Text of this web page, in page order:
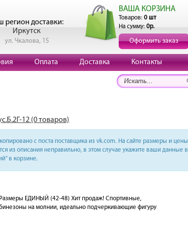
регион доставки:
Иркутск
ул. Чкалова, 15
ВАША КОРЗИНА
Товаров: 0 шт
На сумму: 0р.
Оформить заказ
Оплата Доставка Контакты
12 (0 товаров)
с поста поставщика из vk.com. На сайте размеры и цены
из описания неправильно, в этом случае укажите ваши данные в
в корзине.
ЕДИНЫЙ (42-48) Хит продаж! Спортивные,
на молнии, идеально подчeркивающие фигуру